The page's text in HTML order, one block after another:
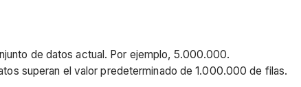
de datos actual. Por ejemplo, 5.000.000.
superan el valor predeterminado de 1.000.000 de filas.